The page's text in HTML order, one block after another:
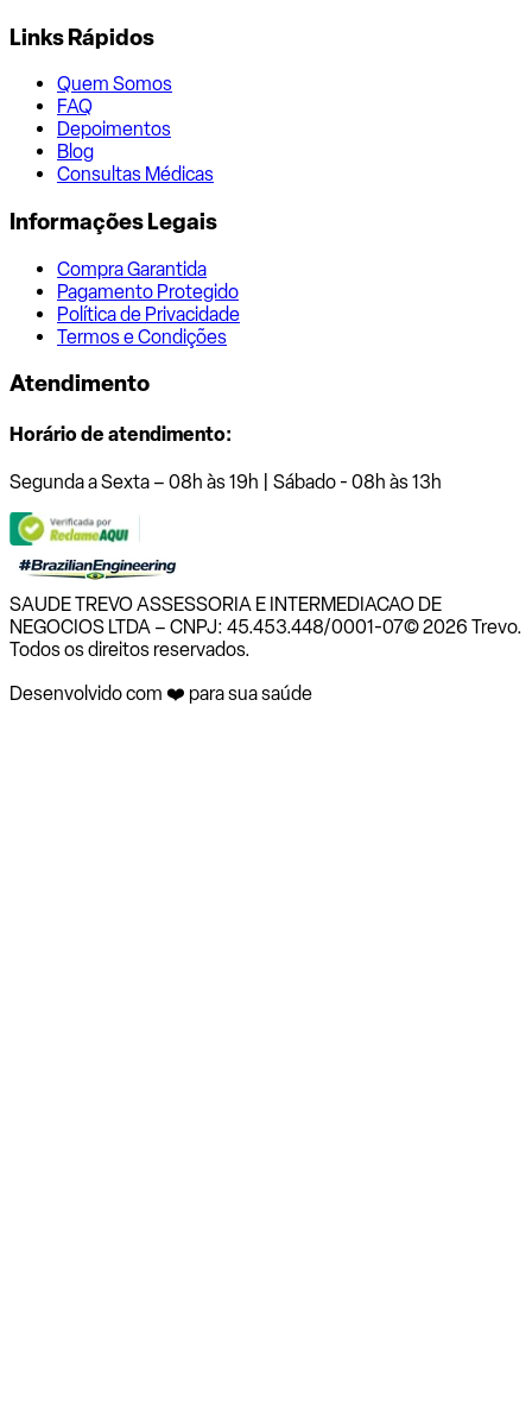
Links Rápidos
Quem Somos
FAQ
Depoimentos
Blog
Consultas Médicas
Informações Legais
Compra Garantida
Pagamento Protegido
Política de Privacidade
Termos e Condições
Atendimento
Horário de atendimento:
Segunda a Sexta – 08h às 19h | Sábado - 08h às 13h
SAUDE TREVO ASSESSORIA E INTERMEDIACAO DE
NEGOCIOS LTDA – CNPJ: 45.453.448/0001-07© 2026 Trevo.
Todos os direitos reservados.
Desenvolvido com ❤️ para sua saúde